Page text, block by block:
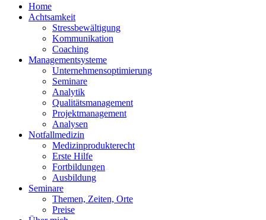
Home
Achtsamkeit
Stressbewältigung
Kommunikation
Coaching
Managementsysteme
Unternehmensoptimierung
Seminare
Analytik
Qualitätsmanagement
Projektmanagement
Analysen
Notfallmedizin
Medizinprodukterecht
Erste Hilfe
Fortbildungen
Ausbildung
Seminare
Themen, Zeiten, Orte
Preise